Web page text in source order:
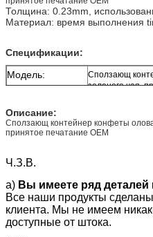
Толщина: 0.23mm,
Материал: время выполнения
Спецификации:
Модель:
Сползающ
зеленого чая,
Деталь никакой:
Материал:
Tinplate
Размер:
опционный
Структура:
Top+bottom
Печатать:
4C
Описание:
Сползающ контейнер конфеты
принятое печатание OEM
Ч.З.В.
a) Вы имеете ряд
Все наши продукты
клиента. Мы не имеем
доступные от штока.